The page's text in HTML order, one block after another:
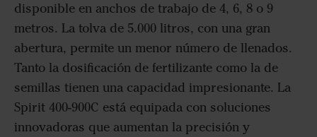
disponible en anchos de trabajo de 4, 6, 8 o 9
metros. La tolva de 5.000 litros, con una gran
abertura, permite un menor número de llenados.
Tanto la dosificación de fertilizante como la de
semillas tienen una capacidad impresionante. La
Spirit 400-900C está equipada con soluciones
innovadoras que aumentan la precisión y